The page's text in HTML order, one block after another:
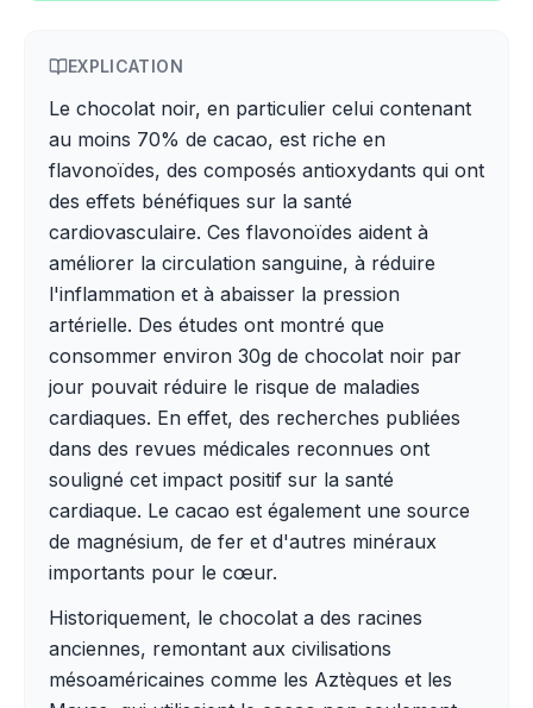
EXPLICATION
Le chocolat noir, en particulier celui contenant
au moins 70% de cacao, est riche en
flavonoïdes, des composés antioxydants qui ont
des effets bénéfiques sur la santé
cardiovasculaire. Ces flavonoïdes aident à
améliorer la circulation sanguine, à réduire
l'inflammation et à abaisser la pression
artérielle. Des études ont montré que
consommer environ 30g de chocolat noir par
jour pouvait réduire le risque de maladies
cardiaques. En effet, des recherches publiées
dans des revues médicales reconnues ont
souligné cet impact positif sur la santé
cardiaque. Le cacao est également une source
de magnésium, de fer et d'autres minéraux
importants pour le cœur.
Historiquement, le chocolat a des racines
anciennes, remontant aux civilisations
mésoaméricaines comme les Aztèques et les